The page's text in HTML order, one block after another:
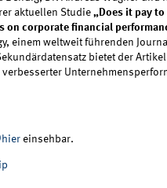
aktuellen Studie „Does it pay
on corporate financial
einem weltweit führenden
bietet der
verbesserter
hier einsehbar.